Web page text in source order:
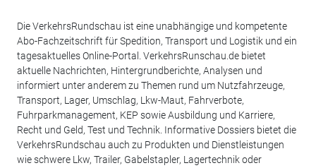
Die VerkehrsRundschau ist eine unabhängige und kompetente
Abo-Fachzeitschrift für Spedition, Transport und Logistik und ein
tagesaktuelles Online-Portal. VerkehrsRunschau.de bietet
aktuelle Nachrichten, Hintergrundberichte, Analysen und
informiert unter anderem zu Themen rund um Nutzfahrzeuge,
Transport, Lager, Umschlag, Lkw-Maut, Fahrverbote,
Fuhrparkmanagement, KEP sowie Ausbildung und Karriere,
Recht und Geld, Test und Technik. Informative Dossiers bietet die
VerkehrsRundschau auch zu Produkten und Dienstleistungen
wie schwere Lkw, Trailer, Gabelstapler, Lagertechnik oder